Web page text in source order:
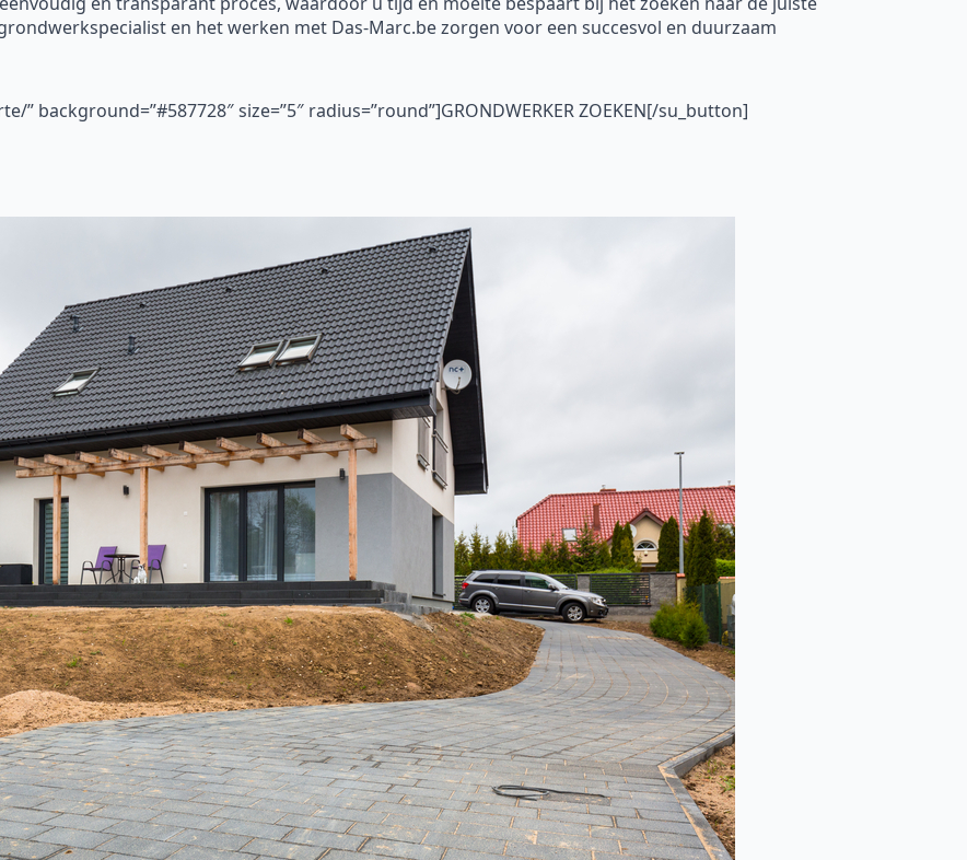
en het werken met Das-Marc.be zorgen voor een succesvol en duurzaam
background=”#587728″ size=”5″ radius=”round”]GRONDWERKER ZOEKEN[/su_button]